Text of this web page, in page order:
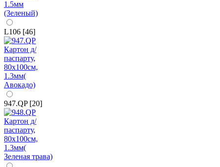
L106 [46]
947.QP [20]